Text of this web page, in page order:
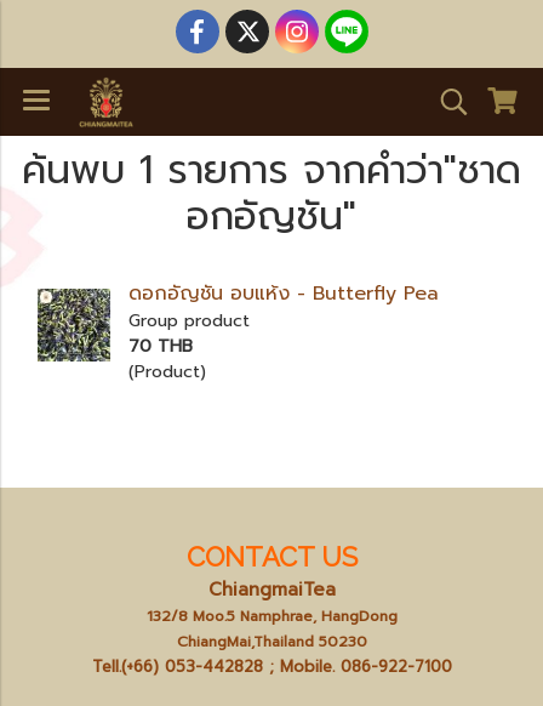
ค้นพบ 1 รายการ จากคำว่า"ชาด
อกอัญชัน"
ดอกอัญชัน อบแห้ง - Butterfly Pea
Group product
70 THB
(Product)
CONTACT US
ChiangmaiTea
132/8 Moo.5 Namphrae, HangDong
ChiangMai,Thailand 50230
Tell.(+66) 053-442828 ; Mobile. 086-922-7100